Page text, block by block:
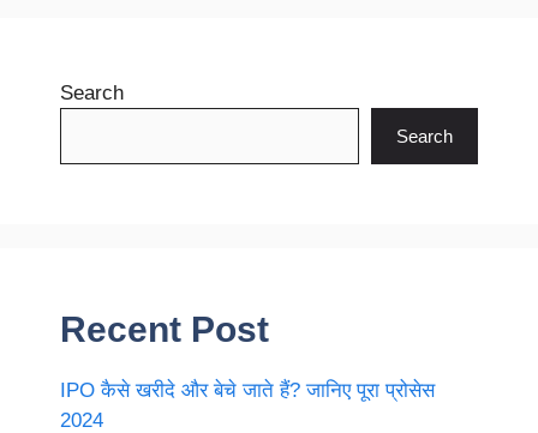
Search
Search
Recent Post
IPO कैसे खरीदे और बेचे जाते हैं? जानिए पूरा प्रोसेस
2024